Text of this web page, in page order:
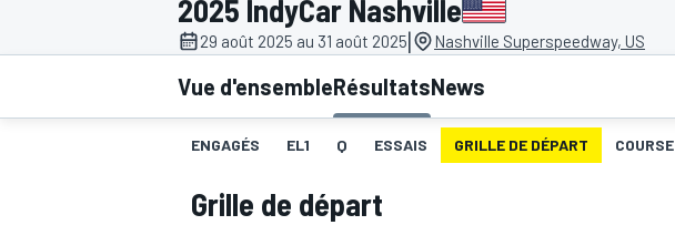
2025 IndyCar Nashville
29 août 2025 au 31 août 2025| Nashville Superspeedway, US
Vue d'ensembleRésultatsNews
ENGAGÉS EL1 Q ESSAIS GRILLE DE DÉPART COURSE
Grille de départ